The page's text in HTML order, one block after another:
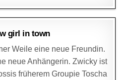
11. FEBRUAR 2017
girl in town
Weile eine neue Freundin.
neue Anhängerin. Zwicky ist
früherem Groupie Toscha